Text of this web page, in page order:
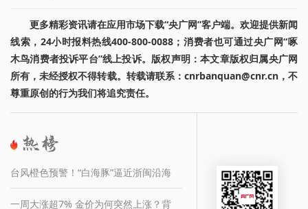
更多精彩资讯请在应用市场下载“央广网”客户端。欢迎提供新闻
线索，24小时报料热线400-800-0088；消费者也可通过央广网“啄
木鸟消费者投诉平台”线上投诉。版权声明：本文章版权归属央广网
所有，未经授权不得转载。转载请联系：cnrbanquan@cnr.cn，不
尊重原创的行为我们将追究责任。
台风橙色预警！“白海豚”逼近浙闽沿海
一周大涨超7% 金价为何突然上涨？背